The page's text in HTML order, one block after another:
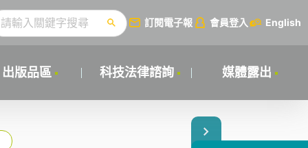
訂閱電子報 會員登入 English
出版品區 科技法律諮詢 媒體露出